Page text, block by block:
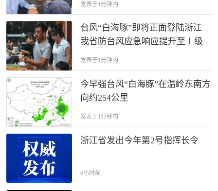
发表于1分钟内
台风“白海豚”即将正面登陆浙江
我省防台风应急响应提升至Ⅰ级
发表于1分钟内
今早强台风“白海豚”在温岭东南方
向约254公里
发表于1分钟内
浙江省发出今年第2号指挥长令
6小时前